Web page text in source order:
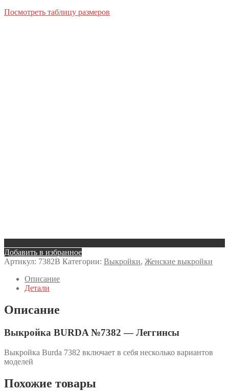
Посмотреть таблицу размеров
Добавить в избранное
Артикул: 7382B Категории: Выкройки, Женские выкройки
Описание
Детали
Описание
Выкройка BURDA №7382 — Леггинсы
Выкройка Burda 7382 включает в себя несколько вариантов
моделей
Похожие товары